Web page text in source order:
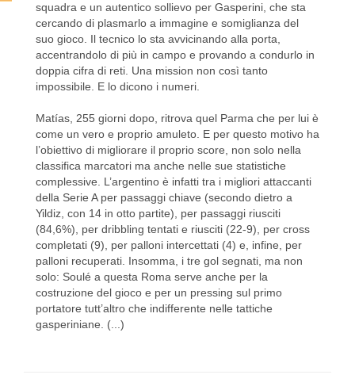
squadra e un autentico sollievo per Gasperini, che sta
cercando di plasmarlo a immagine e somiglianza del
suo gioco. Il tecnico lo sta avvicinando alla porta,
accentrandolo di più in campo e provando a condurlo in
doppia cifra di reti. Una mission non così tanto
impossibile. E lo dicono i numeri.
Matías, 255 giorni dopo, ritrova quel Parma che per lui è
come un vero e proprio amuleto. E per questo motivo ha
l’obiettivo di migliorare il proprio score, non solo nella
classifica marcatori ma anche nelle sue statistiche
complessive. L’argentino è infatti tra i migliori attaccanti
della Serie A per passaggi chiave (secondo dietro a
Yildiz, con 14 in otto partite), per passaggi riusciti
(84,6%), per dribbling tentati e riusciti (22-9), per cross
completati (9), per palloni intercettati (4) e, infine, per
palloni recuperati. Insomma, i tre gol segnati, ma non
solo: Soulé a questa Roma serve anche per la
costruzione del gioco e per un pressing sul primo
portatore tutt’altro che indifferente nelle tattiche
gasperiniane. (...)